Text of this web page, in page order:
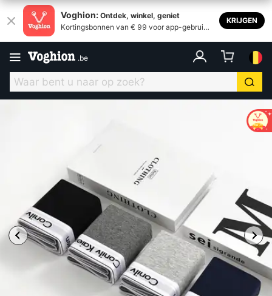
Voghion: Ontdek, winkel, geniet
Kortingsbonnen van € 99 voor app-gebruike
KRIJGEN
.be